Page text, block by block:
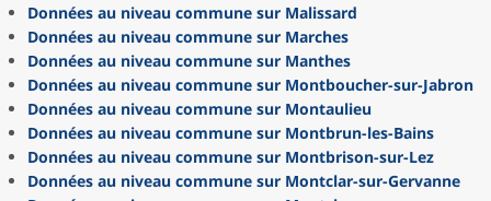
Données au niveau commune sur Malissard
Données au niveau commune sur Marches
Données au niveau commune sur Manthes
Données au niveau commune sur Montboucher-sur-Jabron
Données au niveau commune sur Montaulieu
Données au niveau commune sur Montbrun-les-Bains
Données au niveau commune sur Montbrison-sur-Lez
Données au niveau commune sur Montclar-sur-Gervanne